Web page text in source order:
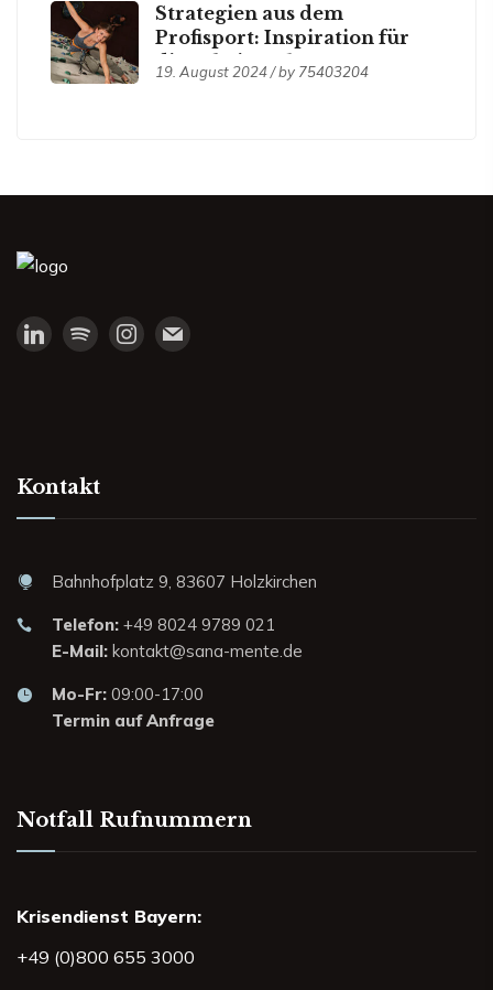
Strategien aus dem
Profisport: Inspiration für
die Arbeitswelt
19. August 2024 / by 75403204
Kontakt
Bahnhofplatz 9, 83607 Holzkirchen
Telefon: +49 8024 9789 021
E-Mail: kontakt@sana-mente.de
Mo-Fr: 09:00-17:00
Termin auf Anfrage
Notfall Rufnummern
Krisendienst Bayern:
+49 (0)800 655 3000